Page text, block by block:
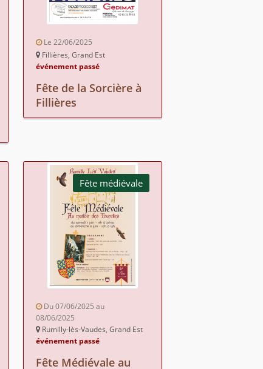
Le 22/06/2025
Fillières, Grand Est
événement passé
Fête de la Sorcière à
Fillières
Fête médiévale
Du 07/06/2025 au
08/06/2025
Rumilly-lès-Vaudes, Grand Est
événement passé
Fête Médiévale au